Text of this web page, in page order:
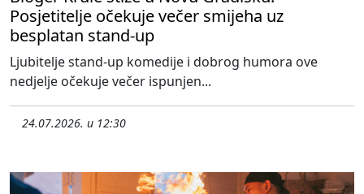
Posjetitelje očekuje večer smijeha uz
besplatan stand-up
Ljubitelje stand-up komedije i dobrog humora ove
nedjelje očekuje večer ispunjen...
24.07.2026. u 12:30